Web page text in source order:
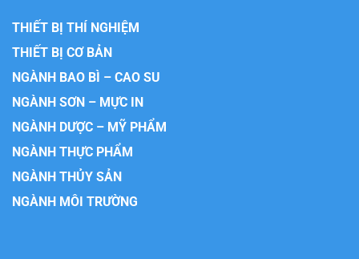
THIẾT BỊ THÍ NGHIỆM
THIẾT BỊ CƠ BẢN
NGÀNH BAO BÌ – CAO SU
NGÀNH SƠN – MỰC IN
NGÀNH DƯỢC – MỸ PHẨM
NGÀNH THỰC PHẨM
NGÀNH THỦY SẢN
NGÀNH MÔI TRƯỜNG